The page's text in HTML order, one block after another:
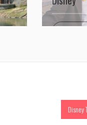
Leer
Disney